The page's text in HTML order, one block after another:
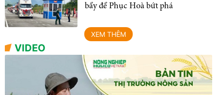
bẩy để Phục Hoà bứt phá
XEM THÊM
VIDEO